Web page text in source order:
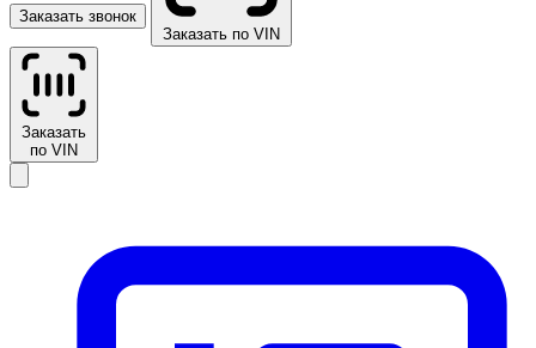
Заказать звонок
Заказать по VIN
Заказать
по VIN